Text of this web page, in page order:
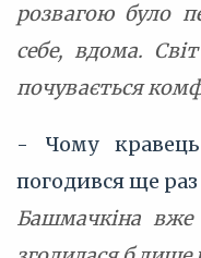
розвагою було
себе, вдома.
почувається
- Чому
погодився ще
Башмачкіна